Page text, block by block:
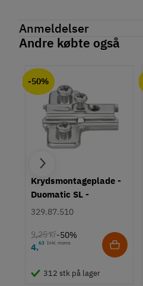
På lager1 Varer
Produktinformation
Materiale
Rustfrit stål
Overflade
Mat børstet
Hulafstand
160 mm
192 mm
224 mm
320 mm
352 mm
448 mm
560 mm
660 mm
760 mm
Anmeldelser
Andre købte også
-50%
Krydsmontageplade -
Duomatic SL -
Euroskruer
329.87.510
9,25 kr-50%
4,63 Inkl. moms
312 stk på lager